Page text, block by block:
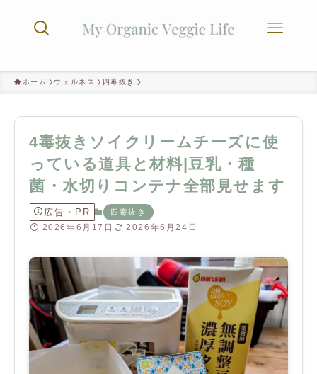
ホーム ウェルネス 四毒抜き
4毒抜きソイクリームチーズに使
っている道具と材料|豆乳・種
菌・水切りコンテナ全部見せます
広告・PR 四毒抜き
2026年6月17日 2026年6月24日